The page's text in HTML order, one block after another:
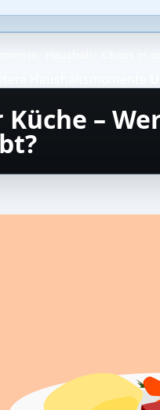
Küche –